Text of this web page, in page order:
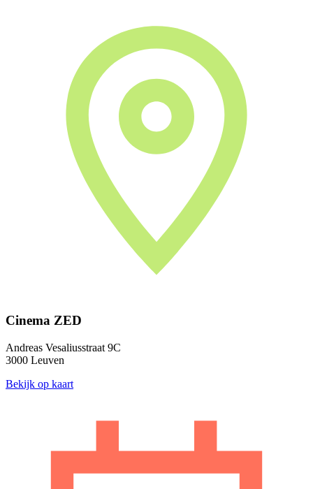
Cinema ZED
Andreas Vesaliusstraat 9C
3000 Leuven
Bekijk op kaart